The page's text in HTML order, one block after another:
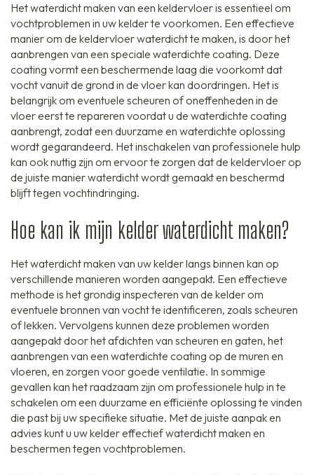
Het waterdicht maken van een keldervloer is essentieel om
vochtproblemen in uw kelder te voorkomen. Een effectieve
manier om de keldervloer waterdicht te maken, is door het
aanbrengen van een speciale waterdichte coating. Deze
coating vormt een beschermende laag die voorkomt dat
vocht vanuit de grond in de vloer kan doordringen. Het is
belangrijk om eventuele scheuren of oneffenheden in de
vloer eerst te repareren voordat u de waterdichte coating
aanbrengt, zodat een duurzame en waterdichte oplossing
wordt gegarandeerd. Het inschakelen van professionele hulp
kan ook nuttig zijn om ervoor te zorgen dat de keldervloer op
de juiste manier waterdicht wordt gemaakt en beschermd
blijft tegen vochtindringing.
Hoe kan ik mijn kelder waterdicht maken?
Het waterdicht maken van uw kelder langs binnen kan op
verschillende manieren worden aangepakt. Een effectieve
methode is het grondig inspecteren van de kelder om
eventuele bronnen van vocht te identificeren, zoals scheuren
of lekken. Vervolgens kunnen deze problemen worden
aangepakt door het afdichten van scheuren en gaten, het
aanbrengen van een waterdichte coating op de muren en
vloeren, en zorgen voor goede ventilatie. In sommige
gevallen kan het raadzaam zijn om professionele hulp in te
schakelen om een duurzame en efficiënte oplossing te vinden
die past bij uw specifieke situatie. Met de juiste aanpak en
advies kunt u uw kelder effectief waterdicht maken en
beschermen tegen vochtproblemen.